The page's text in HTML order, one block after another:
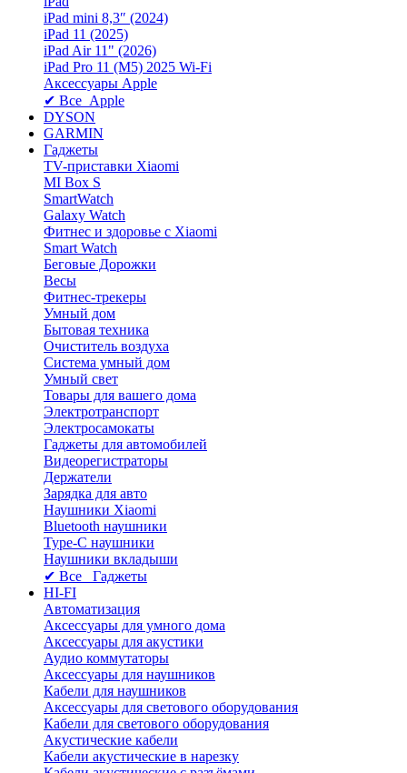
iPad mini 8,3″ (2024)
iPad 11 (2025)
iPad Air 11" (2026)
iPad Pro 11 (M5) 2025 Wi-Fi
Аксессуары Apple
✔ Все Apple
DYSON
GARMIN
Гаджеты
TV-приставки Xiaomi
MI Box S
SmartWatch
Galaxy Watch
Фитнес и здоровье с Xiaomi
Smart Watch
Беговые Дорожки
Весы
Фитнес-трекеры
Умный дом
Бытовая техника
Очиститель воздуха
Система умный дом
Умный свет
Товары для вашего дома
Электротранспорт
Электросамокаты
Гаджеты для автомобилей
Видеорегистраторы
Держатели
Зарядка для авто
Наушники Xiaomi
Bluetooth наушники
Type-C наушники
Наушники вкладыши
✔ Все Гаджеты
HI-FI
Автоматизация
Аксессуары для умного дома
Аксессуары для акустики
Аудио коммутаторы
Аксессуары для наушников
Кабели для наушников
Аксессуары для светового оборудования
Кабели для светового оборудования
Акустические кабели
Кабели акустические в нарезку